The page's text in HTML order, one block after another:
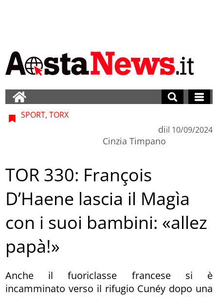
SPORT, TORX
di
Cinzia Timpano
il 10/09/2024
TOR 330: François
D’Haene lascia il Magìa
con i suoi bambini: «allez
papà!»
Anche il fuoriclasse francese si è
incamminato verso il rifugio Cunéy dopo una